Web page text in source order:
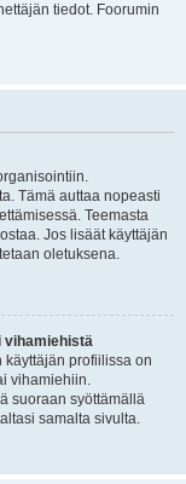
tiedot. Foorumin
Tämä auttaa nopeasti
Teemasta
Jos lisäät käyttäjän
oletuksena.
vihamiehistä
profiilissa on
vihamiehiin.
suoraan syöttämällä
samalta sivulta.